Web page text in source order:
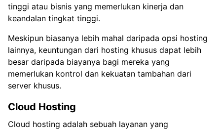
tinggi atau bisnis yang memerlukan kinerja dan
keandalan tingkat tinggi.
Meskipun biasanya lebih mahal daripada opsi hosting
lainnya, keuntungan dari hosting khusus dapat lebih
besar daripada biayanya bagi mereka yang
memerlukan kontrol dan kekuatan tambahan dari
server khusus.
Cloud Hosting
Cloud hosting adalah sebuah layanan yang